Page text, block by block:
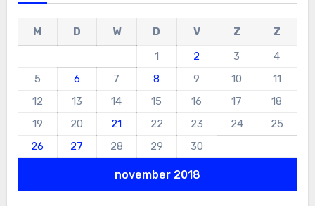
november 2018
M D W D V Z
Z
1
2 3
4
5
6 7 8 9 10
11
12
13 14 15 16 17
18
19
20 21 22 23 24
25
26
27 28 29 30